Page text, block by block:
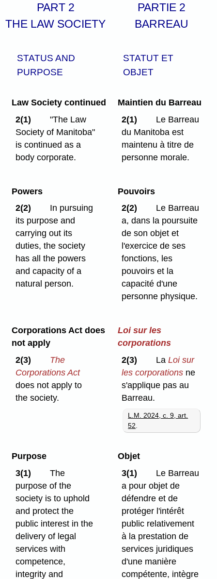
PART 2
THE LAW SOCIETY
PARTIE 2
BARREAU
STATUS AND
PURPOSE
STATUT ET
OBJET
Law Society continued
2(1)
"The Law
Society of Manitoba"
is continued as a
body corporate.
Maintien du Barreau
2(1)
Le Barreau
du Manitoba est
maintenu à titre de
personne morale.
Powers
2(2)
In pursuing
its purpose and
carrying out its
duties, the society
has all the powers
and capacity of a
natural person.
Pouvoirs
2(2)
Le Barreau
a, dans la poursuite
de son objet et
l'exercice de ses
fonctions, les
pouvoirs et la
capacité d'une
personne physique.
Corporations Act does
not apply
2(3)
The
Corporations Act
does not apply to
the society.
Loi sur les
corporations
2(3)
La Loi sur
les corporations ne
s'applique pas au
Barreau.
L.M. 2024, c. 9, art.
52
Purpose
3(1)
The
purpose of the
society is to uphold
and protect the
public interest in the
delivery of legal
services with
competence,
integrity and
Objet
3(1)
Le Barreau
a pour objet de
défendre et de
protéger l'intérêt
public relativement
à la prestation de
services juridiques
d'une manière
compétente, intègre